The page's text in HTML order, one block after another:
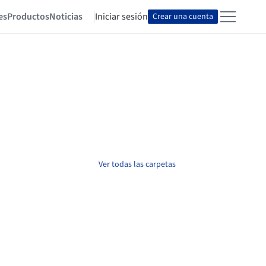
ProductosNoticias Iniciar sesión Crear una cuenta
Ver todas las carpetas